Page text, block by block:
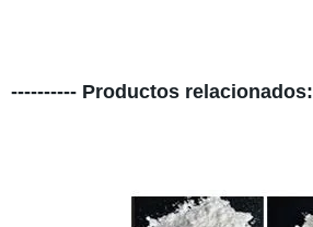
---------- Productos relacionados: